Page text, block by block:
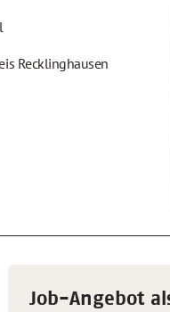
Recklinghausen
Job-Angebot